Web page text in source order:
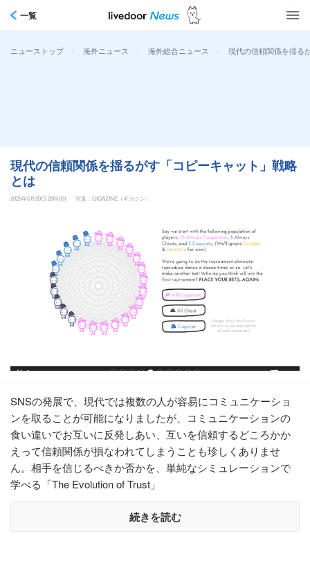
一覧
ニューストップ > 海外ニュース > 海外総合ニュース > 現代の信頼関係を揺る
現代の信頼関係を揺るがす「コピーキャット」戦略
とは
2025年5月20日 20時0分 写真：GIGAZINE（ギガジン）
SNSの発展で、現代では複数の人が容易にコミュニケーショ
ンを取ることが可能になりましたが、コミュニケーションの
食い違いでお互いに反発しあい、互いを信頼するどころかか
えって信頼関係が損なわれてしまうことも珍しくありませ
ん。相手を信じるべきか否かを、単純なシミュレーションで
学べる「The Evolution of Trust」
続きを読む